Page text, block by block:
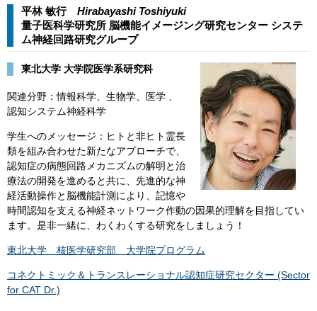
平林 敏行 Hirabayashi Toshiyuki​​
量子医科学研究所 脳機能イメージング研究センター システ
ム神経回路研究グループ​
東北大学 大学院医学系研究科
関連分野：情報科学、生物学、医学 、
認知システム神経科学
学生へのメッセージ：ヒトと非ヒト霊長
類を組み合わせた新たなアプローチで、
認知症の病態回路メカニズムの解明と治
療法の開発を進めると共に、先進的な神
経活動操作と脳機能計測により、記憶や
時間認知を支える神経ネットワーク作動の因果的理解を目指してい
ます。是非一緒に、わくわくする研究をしましょう！
東北大学 核医学研究部 大学院プログラム
コネクトミック＆トランスレーショナル認知症研究セクター (Sector
for CAT Dr.)